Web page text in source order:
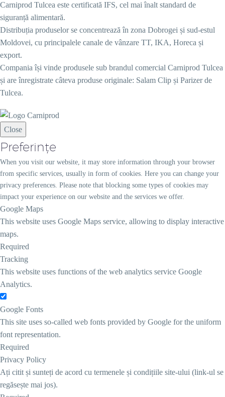
Carniprod Tulcea este certificată IFS, cel mai înalt standard de
siguranță alimentară.
Distribuția produselor se concentrează în zona Dobrogei și sud-estul
Moldovei, cu principalele canale de vânzare TT, IKA, Horeca și
export.
Compania își vinde produsele sub brandul comercial Carniprod Tulcea
și are înregistrate câteva produse originale: Salam Clip și Parizer de
Tulcea.
Close
Preferințe
When you visit our website, it may store information through your browser
from specific services, usually in form of cookies. Here you can change your
privacy preferences. Please note that blocking some types of cookies may
impact your experience on our website and the services we offer.
Google Maps
This website uses Google Maps service, allowing to display interactive
maps.
Required
Tracking
This website uses functions of the web analytics service Google
Analytics.
Google Fonts
This site uses so-called web fonts provided by Google for the uniform
font representation.
Required
Privacy Policy
Ați citit și sunteți de acord cu termenele și condițiile site-ului (link-ul se
regăsește mai jos).